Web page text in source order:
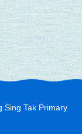
Sing Tak Primary